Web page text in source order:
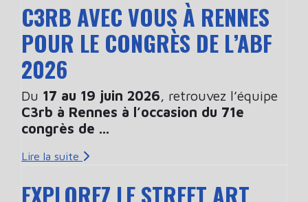
C3RB AVEC VOUS À RENNES
POUR LE CONGRÈS DE L’ABF
2026
Du 17 au 19 juin 2026, retrouvez l’équipe
C3rb à Rennes à l’occasion du 71e
congrès de ...
Lire la suite
EXPLOREZ LE STREET ART